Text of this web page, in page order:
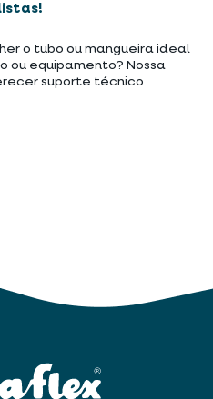
o tubo ou mangueira ideal
ou equipamento? Nossa
suporte técnico